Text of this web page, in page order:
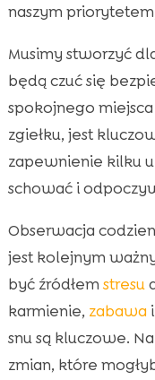
naszym
Musimy stworzyć
będą czuć się
spokojnego miejsca
zgiełku, jest
zapewnienie kilku
schować i
Obserwacja
jest kolejnym
być źródłem stresu
karmienie, zabawa
snu są kluczowe.
zmian, które